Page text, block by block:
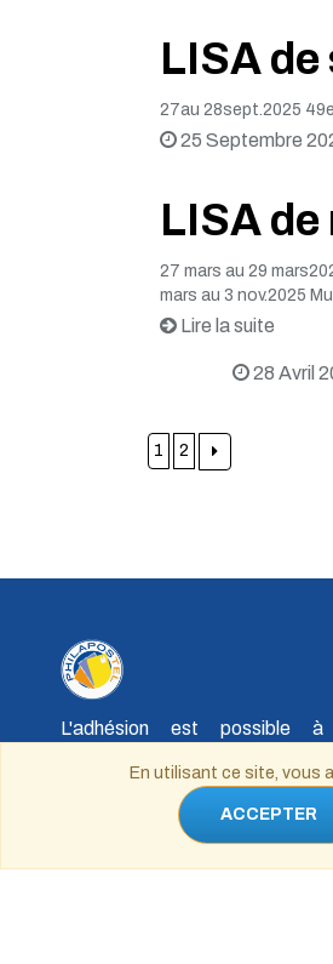
LISA
27au 28sept.2025
25 Septembre
LISA
27 mars au 29
mars au 3 nov.2025
Lire la suite
28 Avril
1 2
L'adhésion est possible
moment de l'année, cependant,
le 1er septembre, la
réduite au tiers de son montant
En utilisant ce site, vous
ACCEPTER